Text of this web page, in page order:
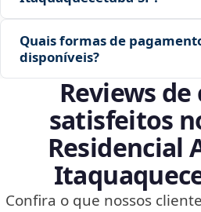
Quais formas de
disponíveis?
Reviews
satisfeitos
Residencial
Confira o que nossos